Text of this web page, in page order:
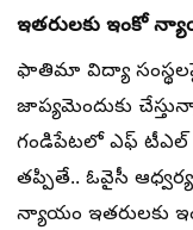
ఇతరులకు ఇంకో
ఫాతిమా విద్యా సంస్థలపై
జాప్యమెందుకు
గండిపేటలో ఎఫ్ టీఎల్
తప్పితే.. ఓవైసీ
న్యాయం ఇతరులకు